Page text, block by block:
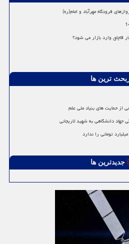
فرودگاه مهرآباد و امام(ره)
قاچاق وارد بازار می شود؟
ترین ها
حمایت های بنیاد ملی علم
دانشگاهی به شهید لاریجانی
جدیدترین ها